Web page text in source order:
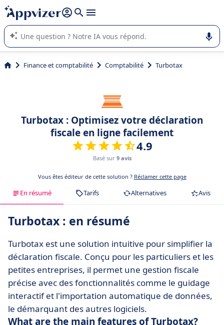
répondre (plusieurs lignes avec
L'IA de Appvizer vous guide dans l'utilisation ou la sélection de
logiciel SaaS en entreprise.
Finance et comptabilité Comptabilité Turbotax
Turbotax : Optimisez votre déclaration
fiscale en ligne facilement
4.9
Basé sur 9 avis
Vous êtes éditeur de cette solution ? Réclamer cette page
En résumé Tarifs Alternatives Avis
Turbotax : en résumé
Turbotax est une solution intuitive pour simplifier la
déclaration fiscale. Conçu pour les particuliers et les
petites entreprises, il permet une gestion fiscale
précise avec des fonctionnalités comme le guidage
interactif et l'importation automatique de données,
le démarquant des autres logiciels.
What are the main features of Turbotax?